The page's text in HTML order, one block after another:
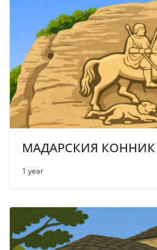
МАДАРСКИЯ КОННИК
1 year